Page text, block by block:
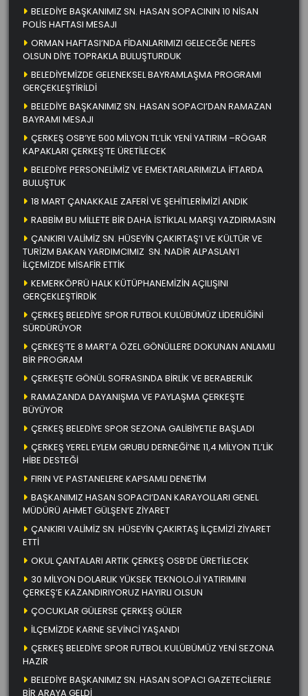
BELEDİYE BAŞKANIMIZ SN. HASAN SOPACININ 10 NİSAN
POLİS HAFTASI MESAJI
ORMAN HAFTASI’NDA FİDANLARIMIZI GELECEĞE NEFES
OLSUN DİYE TOPRAKLA BULUŞTURDUK
BELEDİYEMİZDE GELENEKSEL BAYRAMLAŞMA PROGRAMI
GERÇEKLEŞTİRİLDİ
BELEDİYE BAŞKANIMIZ SN. HASAN SOPACI’DAN RAMAZAN
BAYRAMI MESAJI
ÇERKEŞ OSB’YE 500 MİLYON TL’LİK YENİ YATIRIM –RÖGAR
KAPAKLARI ÇERKEŞ’TE ÜRETİLECEK
BELEDİYE PERSONELİMİZ VE EMEKTARLARIMIZLA İFTARDA
BULUŞTUK
18 MART ÇANAKKALE ZAFERİ VE ŞEHİTLERİMİZİ ANDIK
RABBİM BU MİLLETE BİR DAHA İSTİKLAL MARŞI YAZDIRMASIN
ÇANKIRI VALİMİZ SN. HÜSEYİN ÇAKIRTAŞ’I VE KÜLTÜR VE
TURİZM BAKAN YARDIMCIMIZ SN. NADİR ALPASLAN’I
İLÇEMİZDE MİSAFİR ETTİK
KEMERKÖPRÜ HALK KÜTÜPHANEMİZİN AÇILIŞINI
GERÇEKLEŞTİRDİK
ÇERKEŞ BELEDİYE SPOR FUTBOL KULÜBÜMÜZ LİDERLİĞİNİ
SÜRDÜRÜYOR
ÇERKEŞ’TE 8 MART’A ÖZEL GÖNÜLLERE DOKUNAN ANLAMLI
BİR PROGRAM
ÇERKEŞTE GÖNÜL SOFRASINDA BİRLİK VE BERABERLİK
RAMAZANDA DAYANIŞMA VE PAYLAŞMA ÇERKEŞTE
BÜYÜYOR
ÇERKEŞ BELEDİYE SPOR SEZONA GALİBİYETLE BAŞLADI
ÇERKEŞ YEREL EYLEM GRUBU DERNEĞİ’NE 11,4 MİLYON TL’LİK
HİBE DESTEĞİ
FIRIN VE PASTANELERE KAPSAMLI DENETİM
BAŞKANIMIZ HASAN SOPACI’DAN KARAYOLLARI GENEL
MÜDÜRÜ AHMET GÜLŞEN’E ZİYARET
ÇANKIRI VALİMİZ SN. HÜSEYİN ÇAKIRTAŞ İLÇEMİZİ ZİYARET
ETTİ
OKUL ÇANTALARI ARTIK ÇERKEŞ OSB’DE ÜRETİLECEK
30 MİLYON DOLARLIK YÜKSEK TEKNOLOJİ YATIRIMINI
ÇERKEŞ’E KAZANDIRIYORUZ HAYIRLI OLSUN
ÇOCUKLAR GÜLERSE ÇERKEŞ GÜLER
İLÇEMİZDE KARNE SEVİNCİ YAŞANDI
ÇERKEŞ BELEDİYE SPOR FUTBOL KULÜBÜMÜZ YENİ SEZONA
HAZIR
BELEDİYE BAŞKANIMIZ SN. HASAN SOPACI GAZETECİLERLE
BİR ARAYA GELDİ